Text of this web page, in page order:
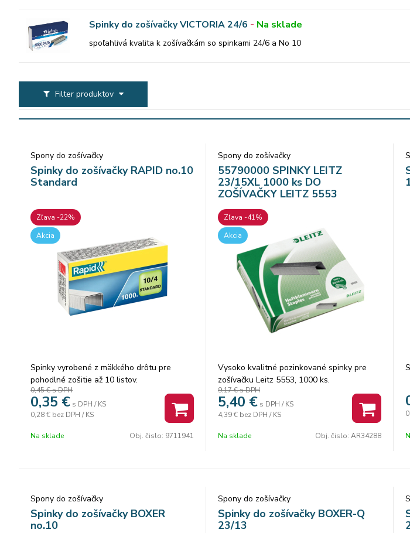
Spinky do zošívačky VICTORIA 24/6 - Na sklade
spoľahlivá kvalita k zošívačkám so spinkami 24/6 a No 10
Filter produktov
Spony do zošívačky
Spinky do zošívačky RAPID no.10
Standard
Zľava -22%
Akcia
Spinky vyrobené z mäkkého drôtu pre
pohodlné zošitie až 10 listov.
0,45 €s DPH
0,35 € s DPH / KS
0,28 € bez DPH / KS
Na sklade Obj. čislo: 9711941
Spony do zošívačky
55790000 SPINKY LEITZ
23/15XL 1000 ks DO
ZOŠÍVAČKY LEITZ 5553
Zľava -41%
Akcia
Vysoko kvalitné pozinkované spinky pre
zošívačku Leitz 5553, 1000 ks.
9,17 €s DPH
5,40 € s DPH / KS
4,39 € bez DPH / KS
Na sklade Obj. čislo: AR34288
Spony do zošívačky
Spinky do zošívačky BOXER
no.10
Spony do zošívačky
Spinky do zošívačky BOXER-Q
23/13